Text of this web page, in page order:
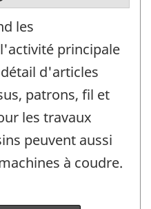
les
principale
d'articles
patrons, fil et
les travaux
peuvent aussi
à coudre.